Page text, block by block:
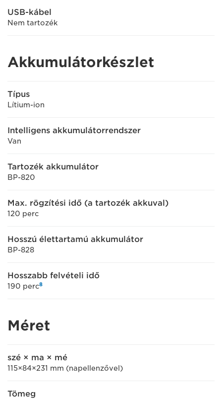
USB-kábel
Nem tartozék
Akkumulátorkészlet
Típus
Lítium-ion
Intelligens akkumulátorrendszer
Van
Tartozék akkumulátor
BP-820
Max. rögzítési idő (a tartozék akkuval)
120 perc
Hosszú élettartamú akkumulátor
BP-828
Hosszabb felvételi idő
190 perc8
Méret
szé × ma × mé
115×84×231 mm (napellenzővel)
Tömeg